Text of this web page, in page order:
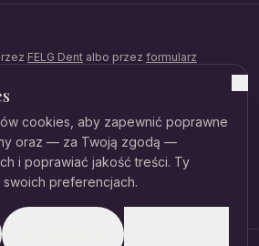
FELG Dent albo przez formularz
Możliwość rozłożenia na raty
cookies, aby zapewnić poprawne
oraz — za Twoją zgodą —
i poprawiać jakość treści. Ty
preferencjach.